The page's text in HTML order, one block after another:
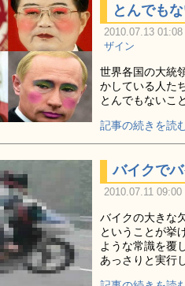
とんでも
2010.07.13
ザイン
世界各国の大統
かしている人た
とんでもないこ
記事の続きを読
バイクで
2010.07.11
バイクの大きな
ということが挙
ような常識を覆
あっさりと実行